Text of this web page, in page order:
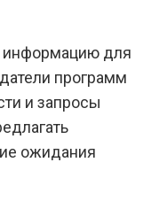
информацию для
программ
и запросы
ожидания